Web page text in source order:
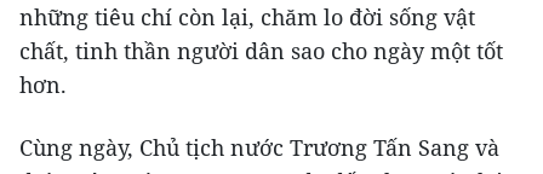
những tiêu chí còn lại, chăm lo đời sống vật
chất, tinh thần người dân sao cho ngày một tốt
hơn.
Cùng ngày, Chủ tịch nước Trương Tấn Sang và